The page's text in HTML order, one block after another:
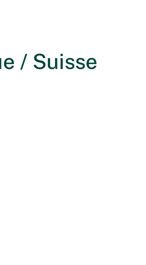
/ Suisse